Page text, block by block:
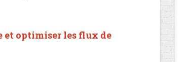
et optimiser les flux de